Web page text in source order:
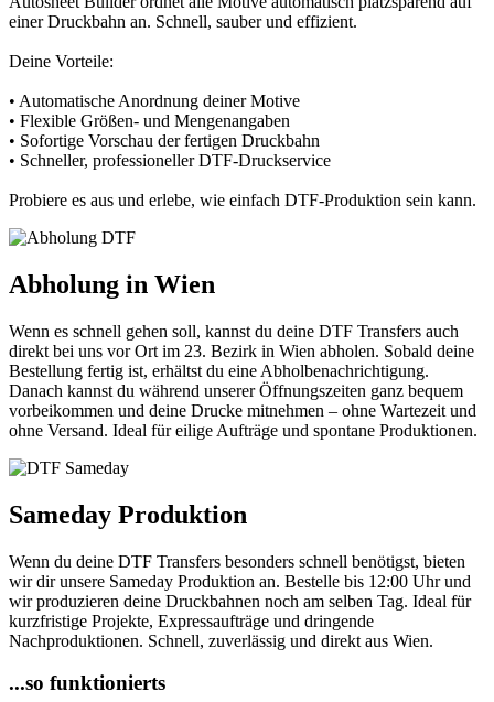
einer Druckbahn an. Schnell, sauber und effizient.
Deine Vorteile:
• Automatische Anordnung deiner Motive
• Flexible Größen- und Mengenangaben
• Sofortige Vorschau der fertigen Druckbahn
• Schneller, professioneller DTF-Druckservice
Probiere es aus und erlebe, wie einfach DTF-Produktion sein kann.
Abholung in Wien
Wenn es schnell gehen soll, kannst du deine DTF Transfers auch
direkt bei uns vor Ort im 23. Bezirk in Wien abholen. Sobald deine
Bestellung fertig ist, erhältst du eine Abholbenachrichtigung.
Danach kannst du während unserer Öffnungszeiten ganz bequem
vorbeikommen und deine Drucke mitnehmen – ohne Wartezeit und
ohne Versand. Ideal für eilige Aufträge und spontane Produktionen.
Sameday Produktion
Wenn du deine DTF Transfers besonders schnell benötigst, bieten
wir dir unsere Sameday Produktion an. Bestelle bis 12:00 Uhr und
wir produzieren deine Druckbahnen noch am selben Tag. Ideal für
kurzfristige Projekte, Expressaufträge und dringende
Nachproduktionen. Schnell, zuverlässig und direkt aus Wien.
...so funktionierts